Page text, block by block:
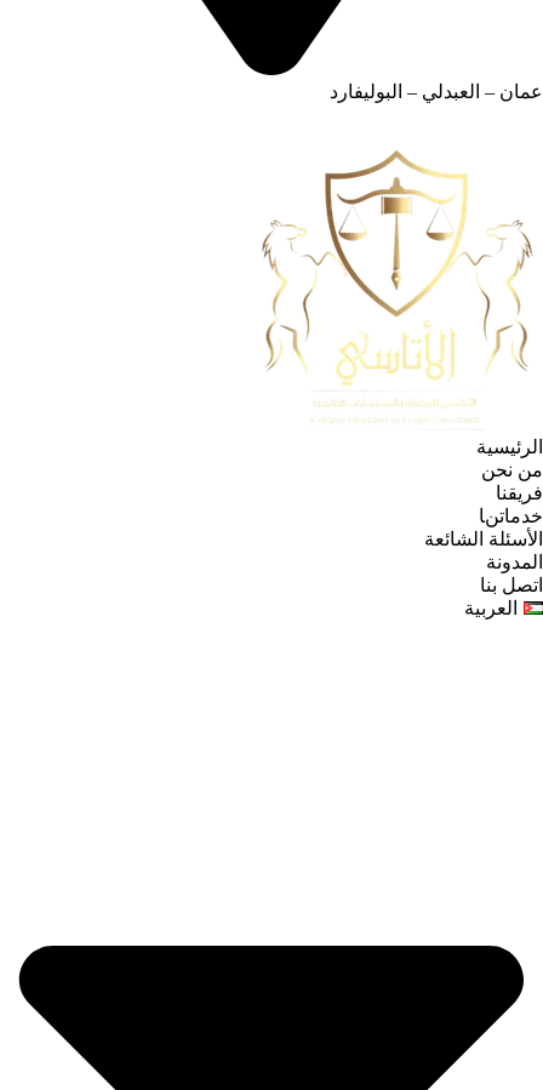
عمان – العبدلي – البوليفارد
الرئيسية
من نحن
فريقنا
خدماتنا
الأسئلة الشائعة
المدونة
اتصل بنا
العربية